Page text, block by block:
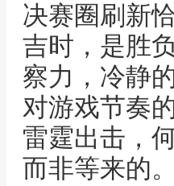
决赛圈刷新
吉时，是胜
察力，冷静
对游戏节奏
雷霆出击，
而非等来的。